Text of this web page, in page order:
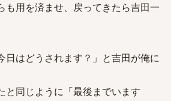
も用を済ませ、戻ってきたら吉田一
日はどうされます？」と吉田が俺に
と同じように「最後までいます